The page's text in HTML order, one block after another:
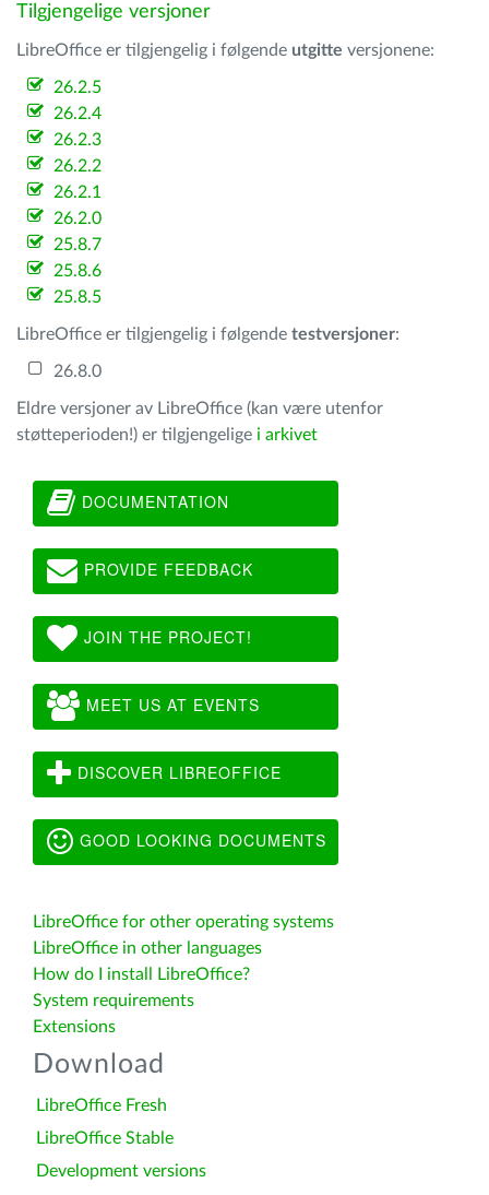
Tilgjengelige versjoner
LibreOffice er tilgjengelig i følgende utgitte versjonene:
26.2.5
26.2.4
26.2.3
26.2.2
26.2.1
26.2.0
25.8.7
25.8.6
25.8.5
LibreOffice er tilgjengelig i følgende testversjoner:
26.8.0
Eldre versjoner av LibreOffice (kan være utenfor
støtteperioden!) er tilgjengelige i arkivet
DOCUMENTATION
PROVIDE FEEDBACK
JOIN THE PROJECT!
MEET US AT EVENTS
DISCOVER LIBREOFFICE
GOOD LOOKING DOCUMENTS
LibreOffice for other operating systems
LibreOffice in other languages
How do I install LibreOffice?
System requirements
Extensions
Download
LibreOffice Fresh
LibreOffice Stable
Development versions